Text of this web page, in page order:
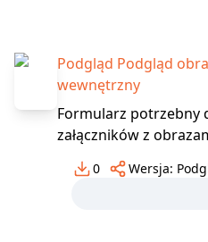
Podgląd Podgląd
wewnętrzny
Formularz potrzebny
załączników z
0 Wersja: